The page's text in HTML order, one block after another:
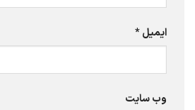
ایمیل*
وب‌ سایت